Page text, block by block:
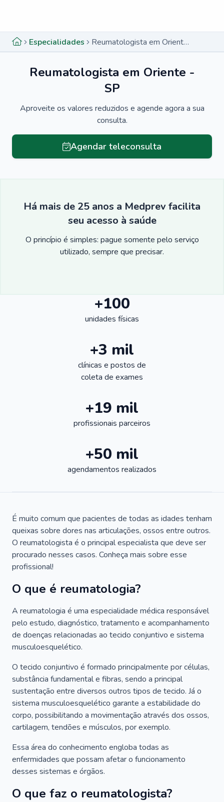
Especialidades Reumatologista em Oriente - SP
Reumatologista em Oriente -
SP
Aproveite os valores reduzidos e agende agora a sua
consulta.
Agendar teleconsulta
Há mais de 25 anos a Medprev facilita
seu acesso à saúde
O princípio é simples: pague somente pelo serviço
utilizado, sempre que precisar.
+100
unidades físicas
+3 mil
clínicas e postos de
coleta de exames
+19 mil
profissionais parceiros
+50 mil
agendamentos realizados
É muito comum que pacientes de todas as idades tenham
queixas sobre dores nas articulações, ossos entre outros.
O reumatologista é o principal especialista que deve ser
procurado nesses casos. Conheça mais sobre esse
profissional!
O que é reumatologia?
A reumatologia é uma especialidade médica responsável
pelo estudo, diagnóstico, tratamento e acompanhamento
de doenças relacionadas ao tecido conjuntivo e sistema
musculoesquelético.
O tecido conjuntivo é formado principalmente por células,
substância fundamental e fibras, sendo a principal
sustentação entre diversos outros tipos de tecido. Já o
sistema musculoesquelético garante a estabilidade do
corpo, possibilitando a movimentação através dos ossos,
cartilagem, tendões e músculos, por exemplo.
Essa área do conhecimento engloba todas as
enfermidades que possam afetar o funcionamento
desses sistemas e órgãos.
O que faz o reumatologista?